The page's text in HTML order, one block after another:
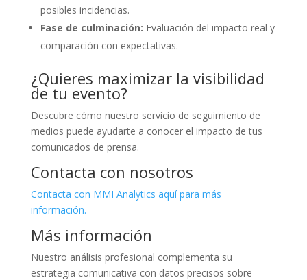
posibles incidencias.
Fase de culminación: Evaluación del impacto real y
comparación con expectativas.
¿Quieres maximizar la visibilidad
de tu evento?
Descubre cómo nuestro servicio de seguimiento de
medios puede ayudarte a conocer el impacto de tus
comunicados de prensa.
Contacta con nosotros
Contacta con MMI Analytics aquí para más
información.
Más información
Nuestro análisis profesional complementa su
estrategia comunicativa con datos precisos sobre